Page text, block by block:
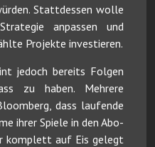
Stattdessen wolle
anpassen und
Projekte investieren.
jedoch bereits Folgen
zu haben. Mehrere
dass laufende
ihrer Spiele in den Abo-
komplett auf Eis gelegt